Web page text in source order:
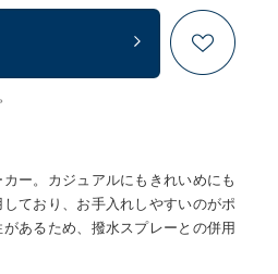
ー。カジュアルにもきれいめにも
ており、お手入れしやすいのがポ
あるため、撥水スプレーとの併用